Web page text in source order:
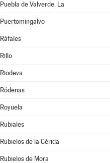
Puebla de Valverde, La
Puertomingalvo
Ráfales
Rillo
Riodeva
Ródenas
Royuela
Rubiales
Rubielos de la Cérida
Rubielos de Mora